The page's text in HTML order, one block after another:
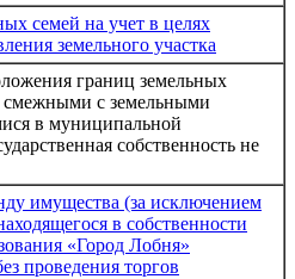
семей на учет в целях
земельного участка
границ земельных
смежными с земельными
в муниципальной
собственность не
имущества (за исключением
в собственности
«Город Лобня»
проведения торгов